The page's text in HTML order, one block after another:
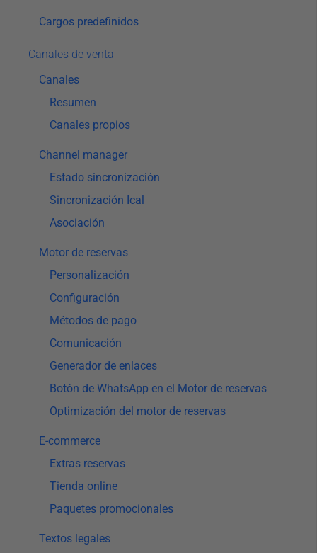
Cargos predefinidos
Canales de venta
Canales
Resumen
Canales propios
Channel manager
Estado sincronización
Sincronización Ical
Asociación
Motor de reservas
Personalización
Configuración
Métodos de pago
Comunicación
Generador de enlaces
Botón de WhatsApp en el Motor de reservas
Optimización del motor de reservas
E-commerce
Extras reservas
Tienda online
Paquetes promocionales
Textos legales